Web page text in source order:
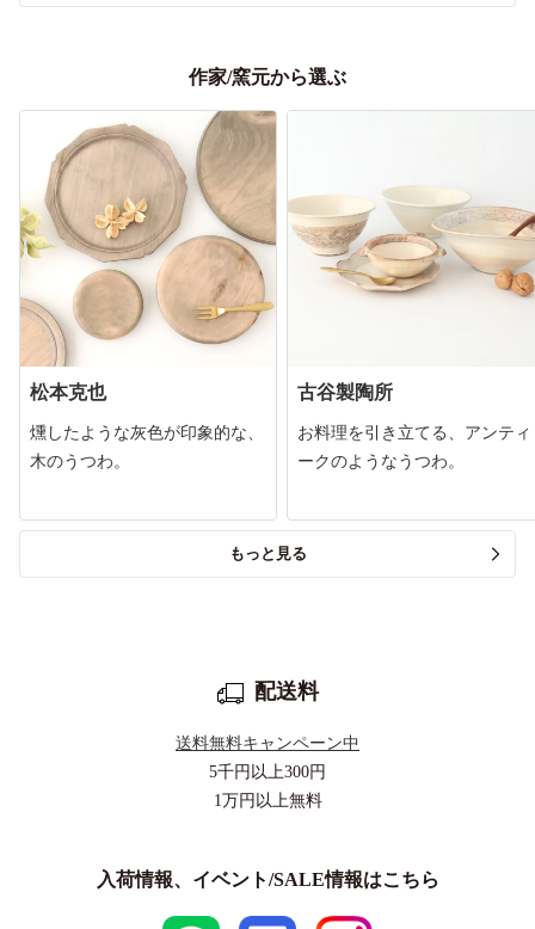
作家/窯元から選ぶ
松本克也
燻したような灰色が印象的な、
木のうつわ。
古谷製陶所
お料理を引き立てる、アンティ
ークのようなうつわ。
もっと見る
配送料
送料無料キャンペーン中
5千円以上300円
1万円以上無料
入荷情報、イベント/SALE情報はこちら